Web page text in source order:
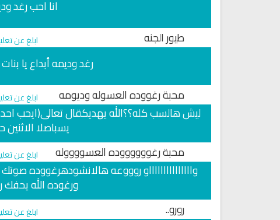
انا احب رغد
طيور الجنه
ابلغ عن
رغد وديمه أبداع يا
محبة رغووده العسوله وديومه
ابلغ عن
ليش هالسب كله؟؟الله يهديكقال تعالى(ايحب
يسباصلا
محبة رغووووووده العسووووله
ابلغ عن
واااااااااااااااو روووعه هالانشودهرغووده
ورغوده الله
رورو..
ابلغ عن
الكريم
القرآن الكريم مباشرة بصوت الشيخ
ناصر القطامي